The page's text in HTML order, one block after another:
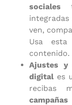
sociales
ven,
Usa
contenido.
Ajustes y
digital es
recibas
campañas